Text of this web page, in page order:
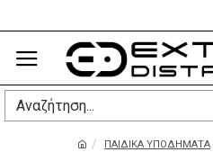
ΠΑΙΔΙΚΑ ΥΠΟΔΗΜΑΤΑ